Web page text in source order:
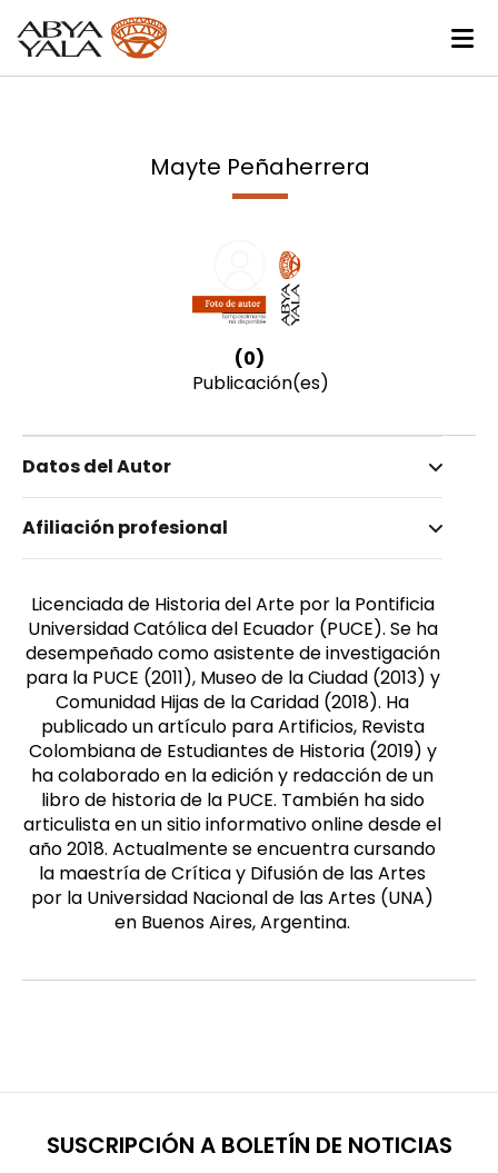
Mayte Peñaherrera
(0)
Publicación(es)
Datos del Autor
Peñaherrera, Mayte
Femenino
Afiliación profesional
Licenciada de Historia del Arte por la Pontificia
Universidad Católica del Ecuador (PUCE). Se ha
desempeñado como asistente de investigación
para la PUCE (2011), Museo de la Ciudad (2013) y
Comunidad Hijas de la Caridad (2018). Ha
publicado un artículo para Artificios, Revista
Colombiana de Estudiantes de Historia (2019) y
ha colaborado en la edición y redacción de un
libro de historia de la PUCE. También ha sido
articulista en un sitio informativo online desde el
año 2018. Actualmente se encuentra cursando
la maestría de Crítica y Difusión de las Artes
por la Universidad Nacional de las Artes (UNA)
en Buenos Aires, Argentina.
SUSCRIPCIÓN A BOLETÍN DE NOTICIAS